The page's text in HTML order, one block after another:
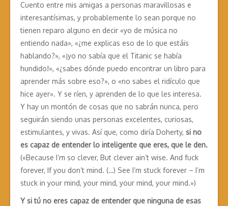
Cuento entre mis amigas a personas maravillosas e
interesantísimas, y probablemente lo sean porque no
tienen reparo alguno en decir «yo de música no
entiendo nada», «¿me explicas eso de lo que estáis
hablando?», «¡yo no sabía que el Titanic se había
hundido!», «¿sabes dónde puedo encontrar un libro para
aprender más sobre eso?», o «no sabes el ridículo que
hice ayer». Y se ríen, y aprenden de lo que les interesa.
Y hay un montón de cosas que no sabrán nunca, pero
seguirán siendo unas personas excelentes, curiosas,
estimulantes, y vivas. Así que, como diría Doherty, si no
es capaz de entender lo inteligente que eres, que le den.
(«Because I’m so clever, But clever ain’t wise. And fuck
forever, If you don’t mind. (…) See I’m stuck forever – I’m
stuck in your mind, your mind, your mind, your mind.»)
Y si tú no eres capaz de entender que ninguna de esas